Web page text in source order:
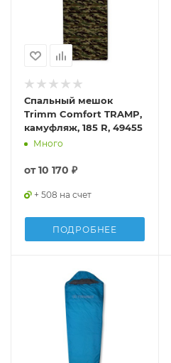
Спальный мешок
Trimm Comfort TRAMP,
камуфляж, 185 R, 49455
Много
от10 170 ₽
+ 508 на счет
ПОДРОБНЕЕ